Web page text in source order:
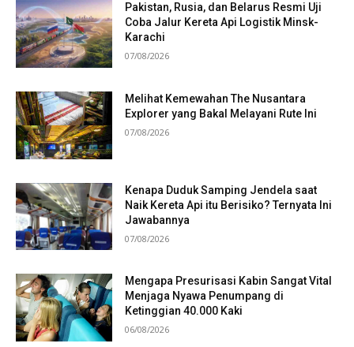
Pakistan, Rusia, dan Belarus Resmi Uji
Coba Jalur Kereta Api Logistik Minsk-
Karachi
07/08/2026
Melihat Kemewahan The Nusantara
Explorer yang Bakal Melayani Rute Ini
07/08/2026
Kenapa Duduk Samping Jendela saat
Naik Kereta Api itu Berisiko? Ternyata Ini
Jawabannya
07/08/2026
Mengapa Presurisasi Kabin Sangat Vital
Menjaga Nyawa Penumpang di
Ketinggian 40.000 Kaki
06/08/2026